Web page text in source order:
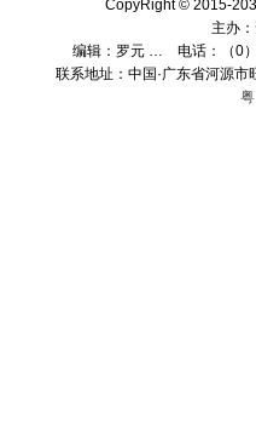
CopyRight © 2015-
主办：
编辑： 罗元 … 电话：（0
联系地址：中国·广东省河源